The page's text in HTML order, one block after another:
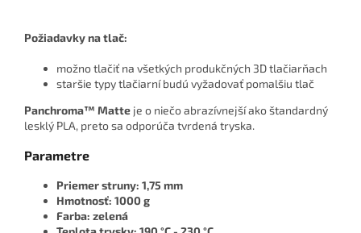
Požiadavky na tlač:
možno tlačiť na všetkých produkčných 3D tlačiarňach
staršie typy tlačiarní budú vyžadovať pomalšiu tlač
Panchroma™ Matte je o niečo abrazívnejší ako štandardný
lesklý PLA, preto sa odporúča tvrdená tryska.
Parametre
Priemer struny: 1,75 mm
Hmotnosť: 1000 g
Farba: zelená